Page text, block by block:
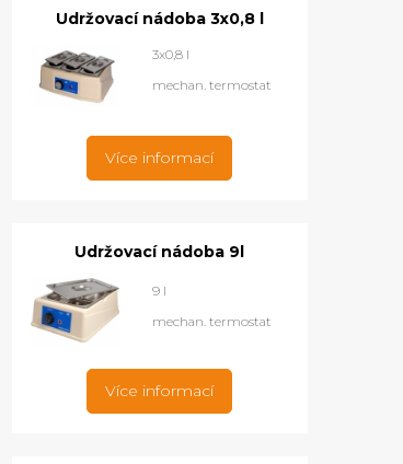
Udržovací nádoba 3x0,8 l
3x0,8 l
mechan. termostat
Více informací
Udržovací nádoba 9l
9 l
mechan. termostat
Více informací